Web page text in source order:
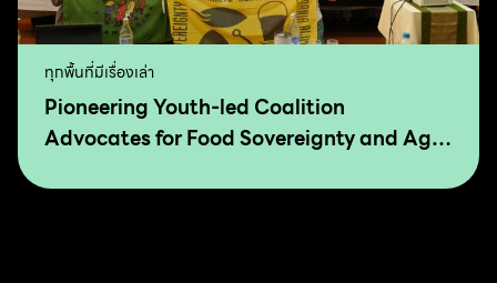
ทุกพื้นที่มีเรื่องเล่า
Pioneering Youth-led Coalition
Advocates for Food Sovereignty and Agro